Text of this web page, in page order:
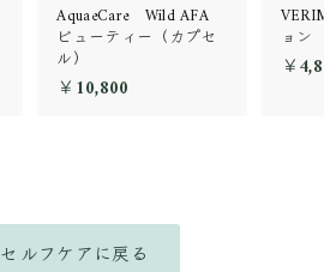
AquaeCare Wild AFA
ビューティー（カプセ
ル）
￥10,800
0
ョン
￥
セルフケアに戻る